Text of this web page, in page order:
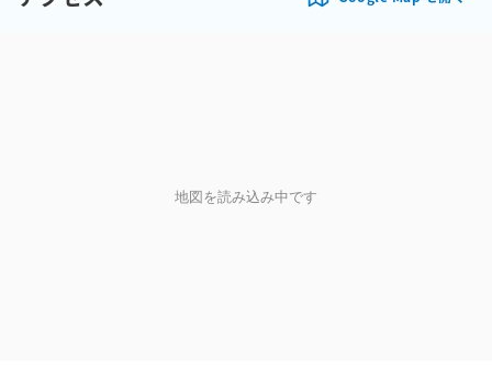
地図を読み込み中です